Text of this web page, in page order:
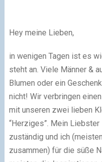
Hey meine Lieben,
in wenigen Tagen ist es
steht an. Viele Männer &
Blumen oder ein
nicht! Wir verbringen
mit unseren zwei lieben
“Herziges”. Mein
zuständig und ich
zusammen) für die süße